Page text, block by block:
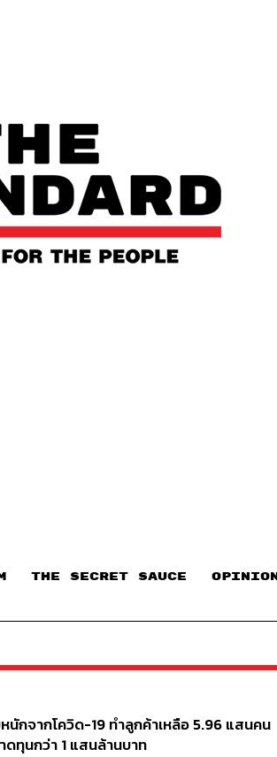
THE SECRET SAUCE​ OPINION
กจากโควิด-19 ทำลูกค้าเหลือ 5.96 แสนคน
ทุนกว่า 1 แสนล้านบาท